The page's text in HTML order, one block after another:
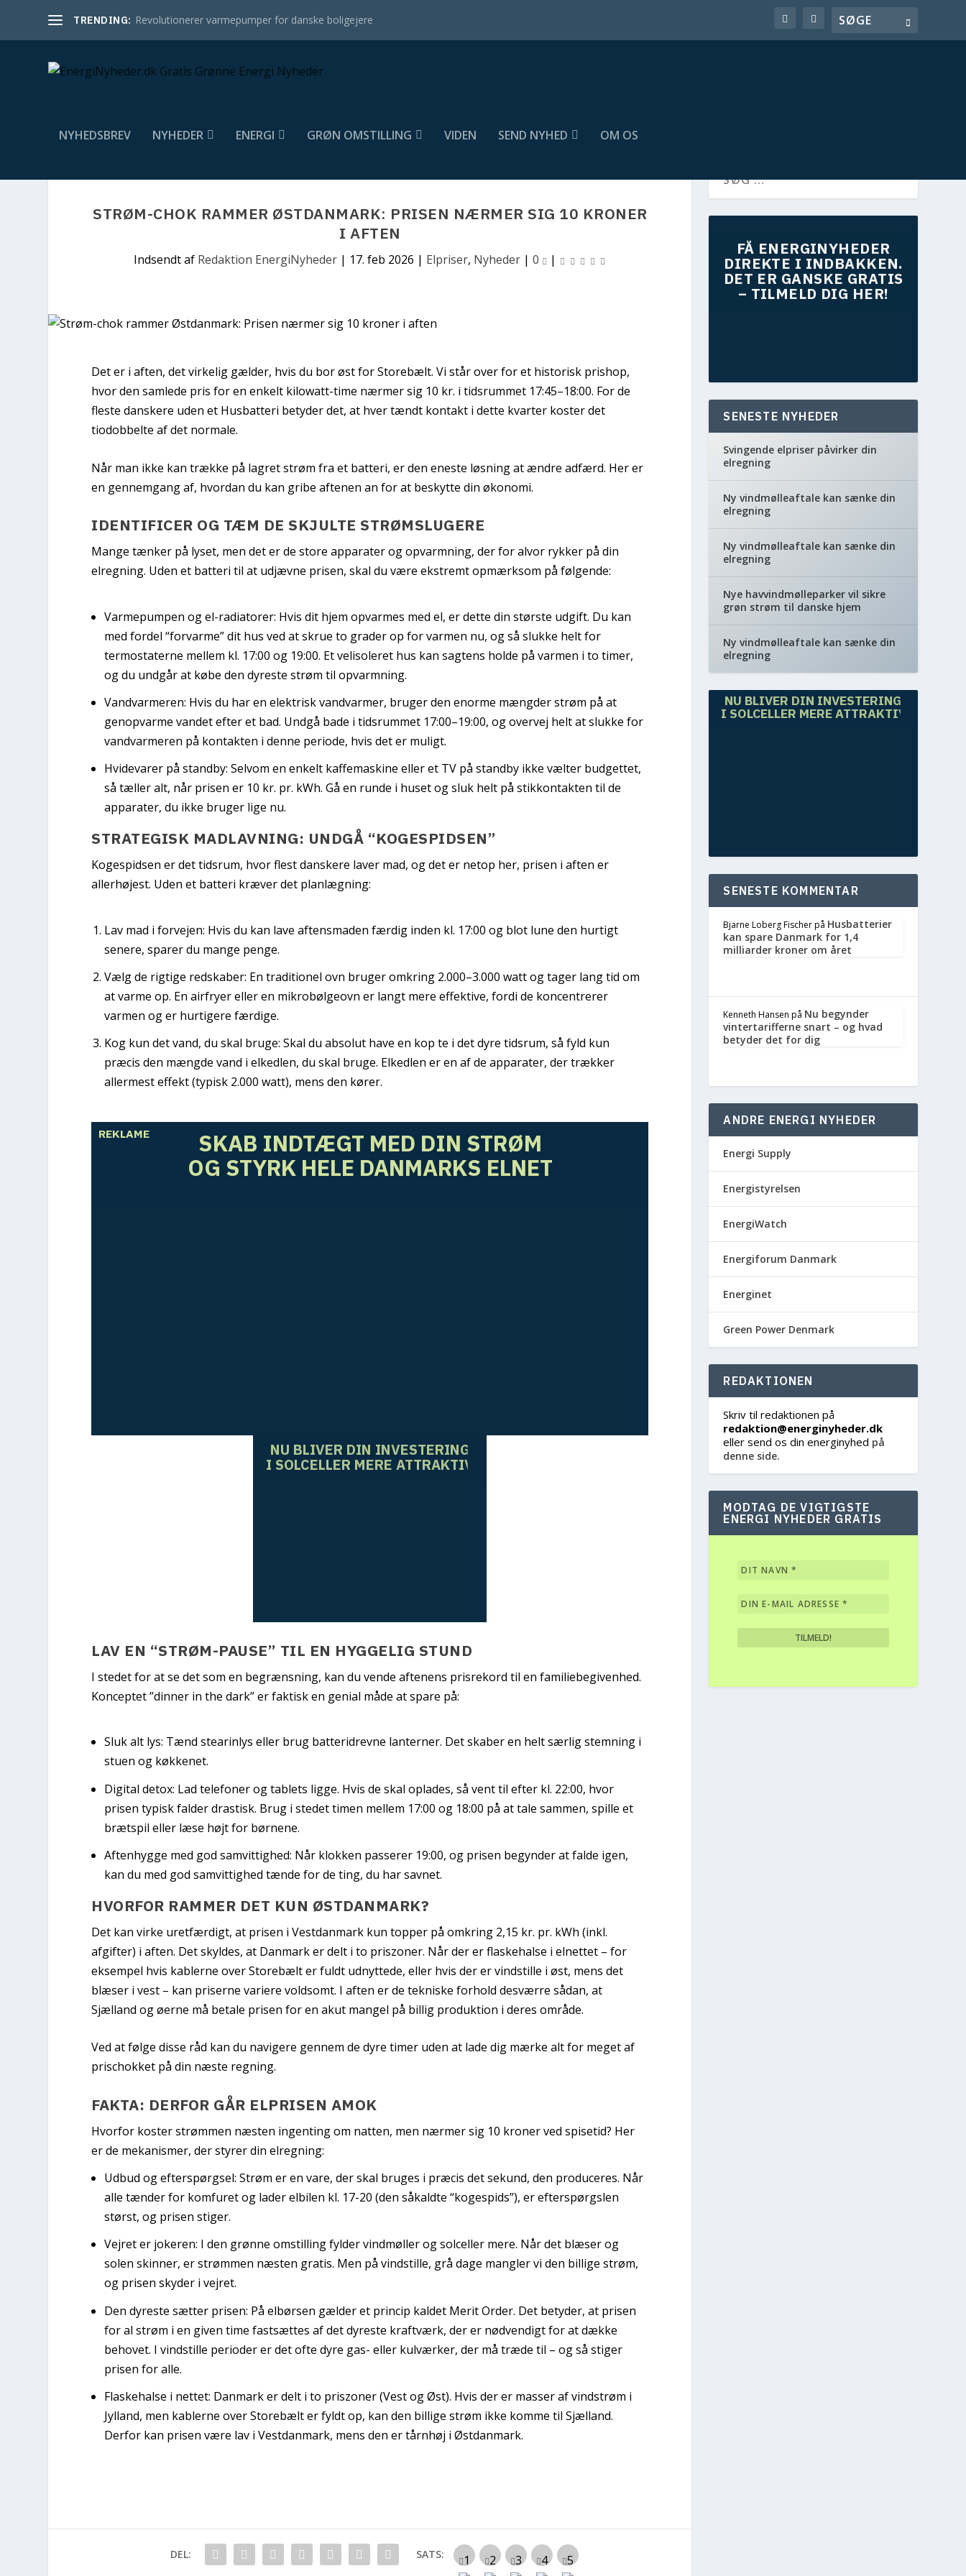
TRENDING: Revolutionerer varmepumper for danske boligejere
NYHEDSBREV NYHEDER ENERGI GRØN OMSTILLING VIDEN SEND NYHED OM OS
STRØM-CHOK RAMMER ØSTDANMARK: PRISEN NÆRMER SIG 10 KRONER
I AFTEN
Indsendt af Redaktion EnergiNyheder| 17. feb 2026 | Elpriser, Nyheder| 0 |
Det er i aften, det virkelig gælder, hvis du bor øst for Storebælt. Vi står over for et historisk prishop,
hvor den samlede pris for en enkelt kilowatt-time nærmer sig 10 kr. i tidsrummet 17:45–18:00. For de
fleste danskere uden et Husbatteri betyder det, at hver tændt kontakt i dette kvarter koster det
tiodobbelte af det normale.
Når man ikke kan trække på lagret strøm fra et batteri, er den eneste løsning at ændre adfærd. Her er
en gennemgang af, hvordan du kan gribe aftenen an for at beskytte din økonomi.
IDENTIFICER OG TÆM DE SKJULTE STRØMSLUGERE
Mange tænker på lyset, men det er de store apparater og opvarmning, der for alvor rykker på din
elregning. Uden et batteri til at udjævne prisen, skal du være ekstremt opmærksom på følgende:
Varmepumpen og el-radiatorer: Hvis dit hjem opvarmes med el, er dette din største udgift. Du kan
med fordel “forvarme” dit hus ved at skrue to grader op for varmen nu, og så slukke helt for
termostaterne mellem kl. 17:00 og 19:00. Et velisoleret hus kan sagtens holde på varmen i to timer,
og du undgår at købe den dyreste strøm til opvarmning.
Vandvarmeren: Hvis du har en elektrisk vandvarmer, bruger den enorme mængder strøm på at
genopvarme vandet efter et bad. Undgå bade i tidsrummet 17:00–19:00, og overvej helt at slukke for
vandvarmeren på kontakten i denne periode, hvis det er muligt.
Hvidevarer på standby: Selvom en enkelt kaffemaskine eller et TV på standby ikke vælter budgettet,
så tæller alt, når prisen er 10 kr. pr. kWh. Gå en runde i huset og sluk helt på stikkontakten til de
apparater, du ikke bruger lige nu.
STRATEGISK MADLAVNING: UNDGÅ “KOGESPIDSEN”
Kogespidsen er det tidsrum, hvor flest danskere laver mad, og det er netop her, prisen i aften er
allerhøjest. Uden et batteri kræver det planlægning:
Lav mad i forvejen: Hvis du kan lave aftensmaden færdig inden kl. 17:00 og blot lune den hurtigt
senere, sparer du mange penge.
Vælg de rigtige redskaber: En traditionel ovn bruger omkring 2.000–3.000 watt og tager lang tid om
at varme op. En airfryer eller en mikrobølgeovn er langt mere effektive, fordi de koncentrerer
varmen og er hurtigere færdige.
Kog kun det vand, du skal bruge: Skal du absolut have en kop te i det dyre tidsrum, så fyld kun
præcis den mængde vand i elkedlen, du skal bruge. Elkedlen er en af de apparater, der trækker
allermest effekt (typisk 2.000 watt), mens den kører.
REKLAME
SKAB INDTÆGT MED DIN STRØM
OG STYRK HELE DANMARKS ELNET
NU BLIVER DIN INVESTERING
I SOLCELLER MERE ATTRAKTIV
LAV EN “STRØM-PAUSE” TIL EN HYGGELIG STUND
I stedet for at se det som en begrænsning, kan du vende aftenens prisrekord til en familiebegivenhed.
Konceptet”dinner in the dark”er faktisk en genial måde at spare på:
Sluk alt lys: Tænd stearinlys eller brug batteridrevne lanterner. Det skaber en helt særlig stemning i
stuen og køkkenet.
Digital detox: Lad telefoner og tablets ligge. Hvis de skal oplades, så vent til efter kl. 22:00, hvor
prisen typisk falder drastisk. Brug i stedet timen mellem 17:00 og 18:00 på at tale sammen, spille et
brætspil eller læse højt for børnene.
Aftenhygge med god samvittighed: Når klokken passerer 19:00, og prisen begynder at falde igen,
kan du med god samvittighed tænde for de ting, du har savnet.
HVORFOR RAMMER DET KUN ØSTDANMARK?
Det kan virke uretfærdigt, at prisen i Vestdanmark kun topper på omkring 2,15 kr. pr. kWh (inkl.
afgifter) i aften. Det skyldes, at Danmark er delt i to priszoner. Når der er flaskehalse i elnettet – for
eksempel hvis kablerne over Storebælt er fuldt udnyttede, eller hvis der er vindstille i øst, mens det
blæser i vest – kan priserne variere voldsomt. I aften er de tekniske forhold desværre sådan, at
Sjælland og øerne må betale prisen for en akut mangel på billig produktion i deres område.
Ved at følge disse råd kan du navigere gennem de dyre timer uden at lade dig mærke alt for meget af
prischokket på din næste regning.
FAKTA: DERFOR GÅR ELPRISEN AMOK
Hvorfor koster strømmen næsten ingenting om natten, men nærmer sig 10 kroner ved spisetid? Her
er de mekanismer, der styrer din elregning:
Udbud og efterspørgsel: Strøm er en vare, der skal bruges i præcis det sekund, den produceres. Når
alle tænder for komfuret og lader elbilen kl. 17-20 (den såkaldte “kogespids”), er efterspørgslen
størst, og prisen stiger.
Vejret er jokeren: I den grønne omstilling fylder vindmøller og solceller mere. Når det blæser og
solen skinner, er strømmen næsten gratis. Men på vindstille, grå dage mangler vi den billige strøm,
og prisen skyder i vejret.
Den dyreste sætter prisen: På elbørsen gælder et princip kaldet Merit Order. Det betyder, at prisen
for al strøm i en given time fastsættes af det dyreste kraftværk, der er nødvendigt for at dække
behovet. I vindstille perioder er det ofte dyre gas- eller kulværker, der må træde til – og så stiger
prisen for alle.
Flaskehalse i nettet: Danmark er delt i to priszoner (Vest og Øst). Hvis der er masser af vindstrøm i
Jylland, men kablerne over Storebælt er fyldt op, kan den billige strøm ikke komme til Sjælland.
Derfor kan prisen være lav i Vestdanmark, mens den er tårnhøj i Østdanmark.
DEL: SATS:
FÅ ENERGINYHEDER
DIREKTE I INDBAKKEN.
DET ER GANSKE GRATIS
– TILMELD DIG HER!
SENESTE NYHEDER
Svingende elpriser påvirker din
elregning
Ny vindmølleaftale kan sænke din
elregning
Ny vindmølleaftale kan sænke din
elregning
Nye havvindmølleparker vil sikre
grøn strøm til danske hjem
Ny vindmølleaftale kan sænke din
elregning
NU BLIVER DIN INVESTERING
I SOLCELLER MERE ATTRAKTIV
SENESTE KOMMENTAR
Bjarne Loberg Fischerpå Husbatterier
kan spare Danmark for 1,4
milliarder kroner om året
Kenneth Hansen på Nu begynder
vintertarifferne snart – og hvad
betyder det for dig
ANDRE ENERGI NYHEDER
Energi Supply
Energistyrelsen
EnergiWatch
Energiforum Danmark
Energinet
Green Power Denmark
REDAKTIONEN
Skriv til redaktionen på
redaktion@energinyheder.dk
eller send os din energinyhed på
denne side.
MODTAG DE VIGTIGSTE
ENERGI NYHEDER GRATIS